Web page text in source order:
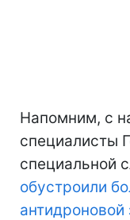
Напомним, с
специалисты
специальной
обустроили